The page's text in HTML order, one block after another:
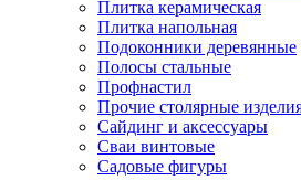
Плитка керамическая
Плитка напольная
Подоконники деревянные
Полосы стальные
Профнастил
Прочие столярные
Сайдинг и аксессуары
Сваи винтовые
Садовые фигуры